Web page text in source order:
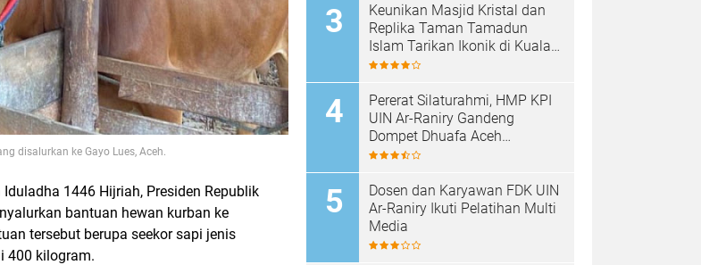
disalurkan ke Gayo Lues, Aceh.
1446 Hijriah, Presiden Republik
bantuan hewan kurban ke
tersebut berupa seekor sapi jenis
400 kilogram.
Keunikan Masjid Kristal dan
Replika Taman Tamadun
Islam Tarikan Ikonik di Kuala
Terengganu, Malaysia
Pererat Silaturahmi, HMP KPI
UIN Ar-Raniry Gandeng
Dompet Dhuafa Aceh
Sukseskan Communication
Dosen dan Karyawan FDK UIN
Ar-Raniry Ikuti Pelatihan Multi
Media